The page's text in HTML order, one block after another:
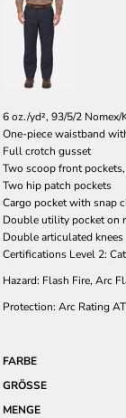
6 oz./yd², 93/5/2
One-piece waistband
Full crotch gusset
Two scoop front
Two hip patch pockets
Cargo pocket with snap
Double utility pocket on
Double articulated knees
Certifications Level 2:
Hazard: Flash Fire, Arc
Protection: Arc Rating
FARBE
GRÖSSE
MENGE